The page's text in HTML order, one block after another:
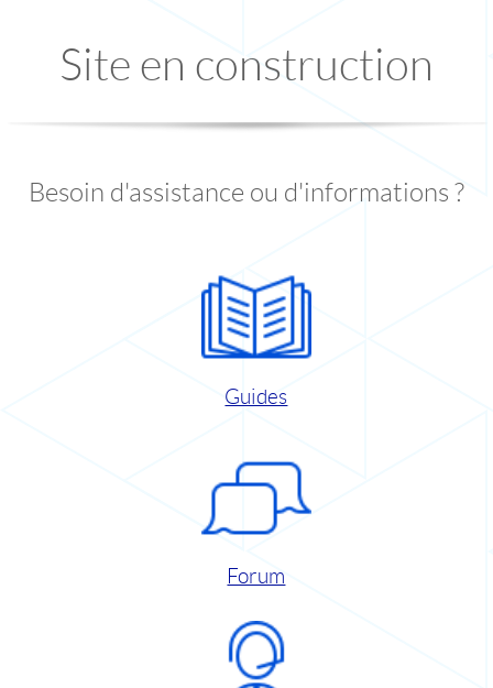
Site en construction
Besoin d'assistance ou d'informations ?
Guides
Forum